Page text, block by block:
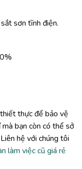
sơn tĩnh điện.
thực để bảo vệ
bạn còn có thể sở
hệ với chúng tôi
làm việc cũ giá rẻ